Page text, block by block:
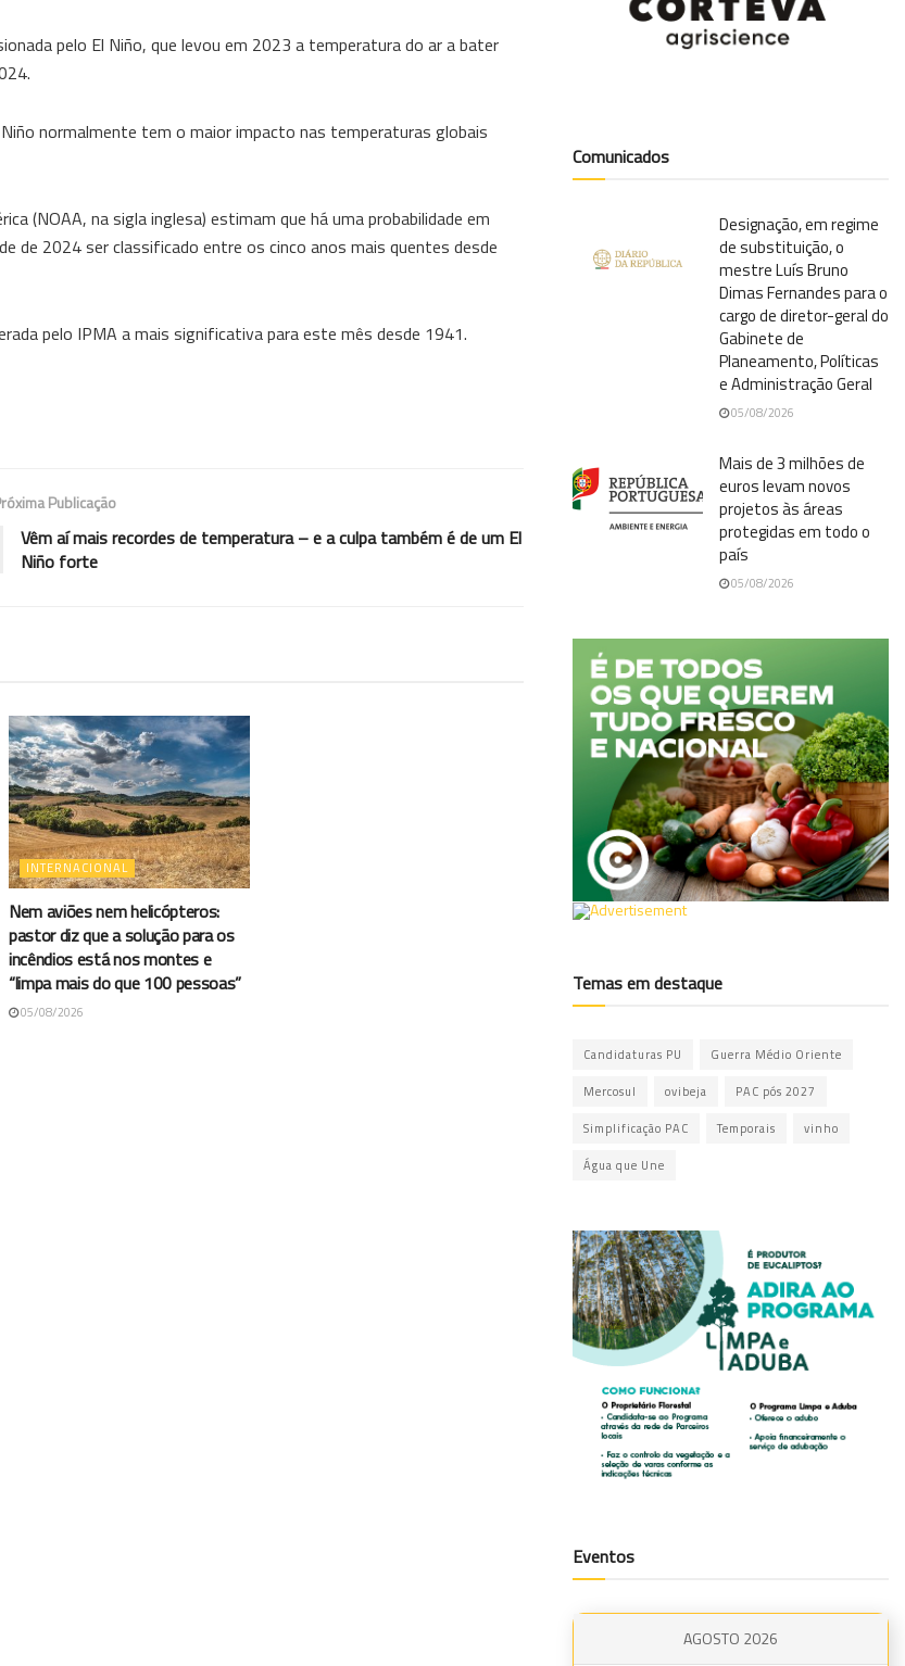
pelo El Niño, que levou em 2023 a temperatura do ar a bater
normalmente tem o maior impacto nas temperaturas globais
(NOAA, na sigla inglesa) estimam que há uma probabilidade em
de 2024 ser classificado entre os cinco anos mais quentes desde
pelo IPMA a mais significativa para este mês desde 1941.
Publicação
Vêm aí mais recordes de temperatura – e a culpa também é de um El
Niño forte
INTERNACIONAL
Nem aviões nem helicópteros:
pastor diz que a solução para os
incêndios está nos montes e
“limpa mais do que 100 pessoas”
05/08/2026
Comunicados
Designação, em regime
de substituição, o
mestre Luís Bruno
Dimas Fernandes para o
cargo de diretor-geral do
Gabinete de
Planeamento, Políticas
e Administração Geral
05/08/2026
Mais de 3 milhões de
euros levam novos
projetos às áreas
protegidas em todo o
país
05/08/2026
Temas em destaque
Candidaturas PU Guerra Médio Oriente
Mercosul ovibeja PAC pós 2027
Simplificação PAC Temporais vinho
Água que Une
Eventos
AGOSTO 2026